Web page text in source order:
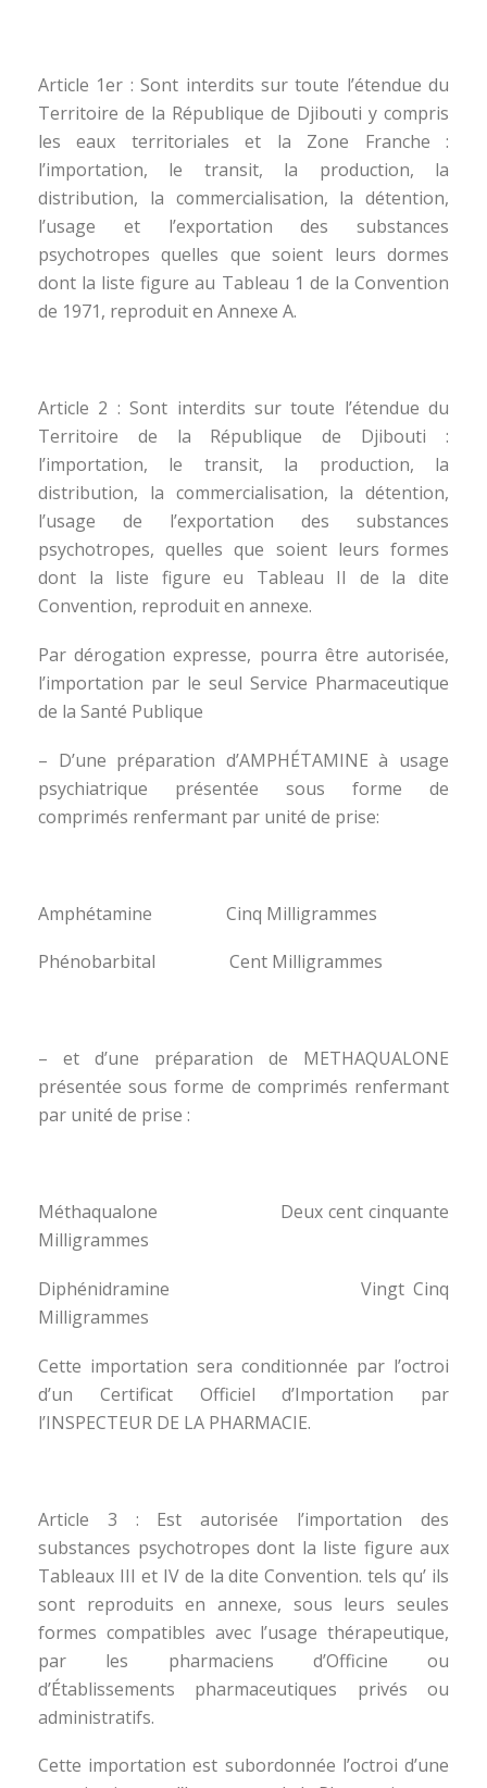
Article 1er : Sont interdits sur toute l’étendue du
Territoire de la République de Djibouti y compris
les eaux territoriales et la Zone Franche :
l’importation, le transit, la production, la
distribution, la commercialisation, la détention,
l’usage et l’exportation des substances
psychotropes quelles que soient leurs dormes
dont la liste figure au Tableau 1 de la Convention
de 1971, reproduit en Annexe A.
Article 2 : Sont interdits sur toute l’étendue du
Territoire de la République de Djibouti :
l’importation, le transit, la production, la
distribution, la commercialisation, la détention,
l’usage de l’exportation des substances
psychotropes, quelles que soient leurs formes
dont la liste figure eu Tableau II de la dite
Convention, reproduit en annexe.
Par dérogation expresse, pourra être autorisée,
l’importation par le seul Service Pharmaceutique
de la Santé Publique
– D’une préparation d’AMPHÉTAMINE à usage
psychiatrique présentée sous forme de
comprimés renfermant par unité de prise:
Amphétamine Cinq Milligrammes
Phénobarbital Cent Milligrammes
– et d’une préparation de METHAQUALONE
présentée sous forme de comprimés renfermant
par unité de prise :
Méthaqualone Deux cent cinquante
Milligrammes
Diphénidramine Vingt Cinq
Milligrammes
Cette importation sera conditionnée par l’octroi
d’un Certificat Officiel d’Importation par
l’INSPECTEUR DE LA PHARMACIE.
Article 3 : Est autorisée l’importation des
substances psychotropes dont la liste figure aux
Tableaux III et IV de la dite Convention. tels qu’ ils
sont reproduits en annexe, sous leurs seules
formes compatibles avec l’usage thérapeutique,
par les pharmaciens d’Officine ou
d’Établissements pharmaceutiques privés ou
administratifs.
Cette importation est subordonnée l’octroi d’une